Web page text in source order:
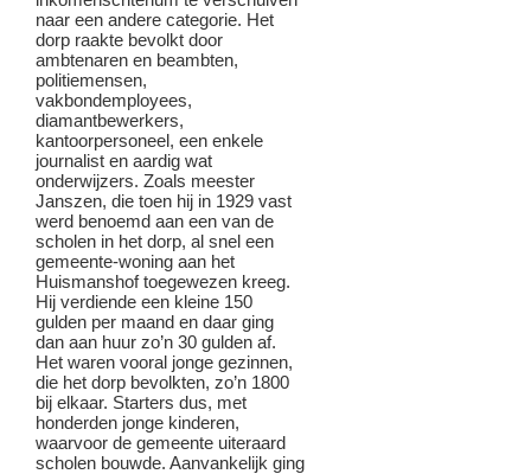
naar een andere categorie. Het
dorp raakte bevolkt door
ambtenaren en beambten,
politiemensen,
vakbondemployees,
diamantbewerkers,
kantoorpersoneel, een enkele
journalist en aardig wat
onderwijzers. Zoals meester
Janszen, die toen hij in 1929 vast
werd benoemd aan een van de
scholen in het dorp, al snel een
gemeente-woning aan het
Huismanshof toegewezen kreeg.
Hij verdiende een kleine 150
gulden per maand en daar ging
dan aan huur zo’n 30 gulden af.
Het waren vooral jonge gezinnen,
die het dorp bevolkten, zo’n 1800
bij elkaar. Starters dus, met
honderden jonge kinderen,
waarvoor de gemeente uiteraard
scholen bouwde. Aanvankelijk ging